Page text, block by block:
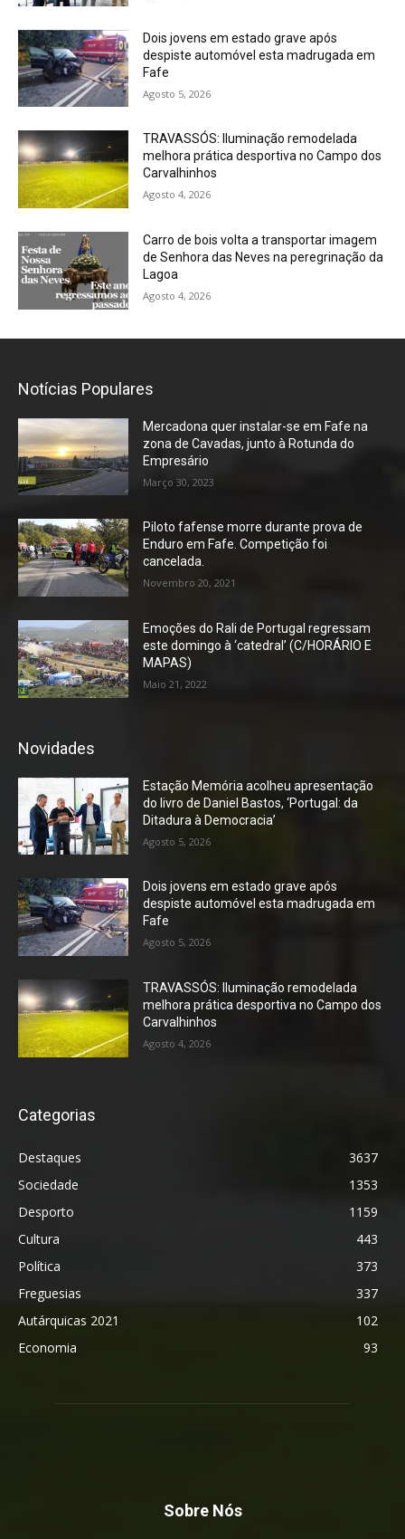
Dois jovens em estado grave após
despiste automóvel esta madrugada em
Fafe
Agosto 5, 2026
TRAVASSÓS: Iluminação remodelada
melhora prática desportiva no Campo dos
Carvalhinhos
Agosto 4, 2026
Carro de bois volta a transportar imagem
de Senhora das Neves na peregrinação da
Lagoa
Agosto 4, 2026
Notícias Populares
Mercadona quer instalar-se em Fafe na
zona de Cavadas, junto à Rotunda do
Empresário
Março 30, 2023
Piloto fafense morre durante prova de
Enduro em Fafe. Competição foi
cancelada.
Novembro 20, 2021
Emoções do Rali de Portugal regressam
este domingo à ‘catedral’ (C/HORÁRIO E
MAPAS)
Maio 21, 2022
Novidades
Estação Memória acolheu apresentação
do livro de Daniel Bastos, ‘Portugal: da
Ditadura à Democracia’
Agosto 5, 2026
Dois jovens em estado grave após
despiste automóvel esta madrugada em
Fafe
Agosto 5, 2026
TRAVASSÓS: Iluminação remodelada
melhora prática desportiva no Campo dos
Carvalhinhos
Agosto 4, 2026
Categorias
Destaques
3637
Sociedade
1353
Desporto
1159
Cultura
443
Política
373
Freguesias
337
Autárquicas 2021
102
Economia
93
Sobre Nós